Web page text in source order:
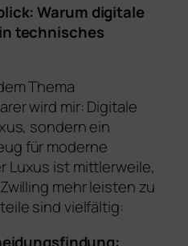
Warum digitale
technisches
Thema
wird mir: Digitale
sondern ein
für moderne
Luxus ist mittlerweile,
mehr leisten zu
sind vielfältig: